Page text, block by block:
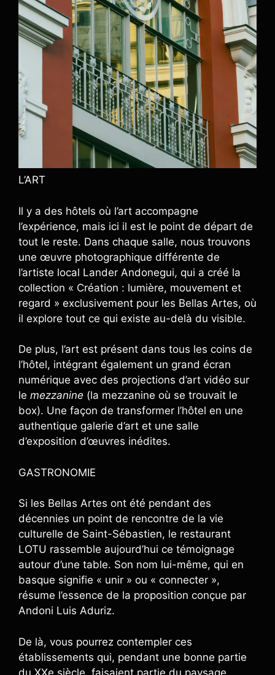
L’ART
Il y a des hôtels où l’art accompagne
l’expérience, mais ici il est le point de départ de
tout le reste. Dans chaque salle, nous trouvons
une œuvre photographique différente de
l’artiste local Lander Andonegui, qui a créé la
collection « Création : lumière, mouvement et
regard » exclusivement pour les Bellas Artes, où
il explore tout ce qui existe au-delà du visible.
De plus, l’art est présent dans tous les coins de
l’hôtel, intégrant également un grand écran
numérique avec des projections d’art vidéo sur
le mezzanine (la mezzanine où se trouvait le
box). Une façon de transformer l’hôtel en une
authentique galerie d’art et une salle
d’exposition d’œuvres inédites.
GASTRONOMIE
Si les Bellas Artes ont été pendant des
décennies un point de rencontre de la vie
culturelle de Saint-Sébastien, le restaurant
LOTU rassemble aujourd’hui ce témoignage
autour d’une table. Son nom lui-même, qui en
basque signifie « unir » ou « connecter »,
résume l’essence de la proposition conçue par
Andoni Luis Aduriz.
De là, vous pourrez contempler ces
établissements qui, pendant une bonne partie
du XXe siècle, faisaient partie du paysage